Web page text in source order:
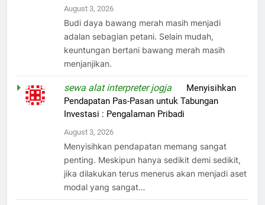
August 3, 2026
Budi daya bawang merah masih menjadi
adalan sebagian petani. Selain mudah,
keuntungan bertani bawang merah masih
menjanjikan.
sewa alat interpreter jogja
Menyisihkan
Pendapatan Pas-Pasan untuk Tabungan
Investasi : Pengalaman Pribadi
August 3, 2026
Menyisihkan pendapatan memang sangat
penting. Meskipun hanya sedikit demi sedikit,
jika dilakukan terus menerus akan menjadi aset
modal yang sangat…